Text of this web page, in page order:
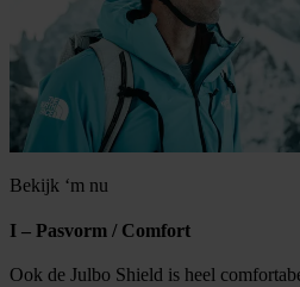
Bekijk ‘m nu
I – Pasvorm / Comfort
Ook de Julbo Shield is heel